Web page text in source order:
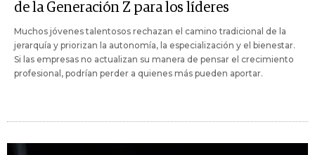
de la Generación Z para los líderes
Muchos jóvenes talentosos rechazan el camino tradicional de la
jerarquía y priorizan la autonomía, la especialización y el bienestar.
Si las empresas no actualizan su manera de pensar el crecimiento
profesional, podrían perder a quienes más pueden aportar.